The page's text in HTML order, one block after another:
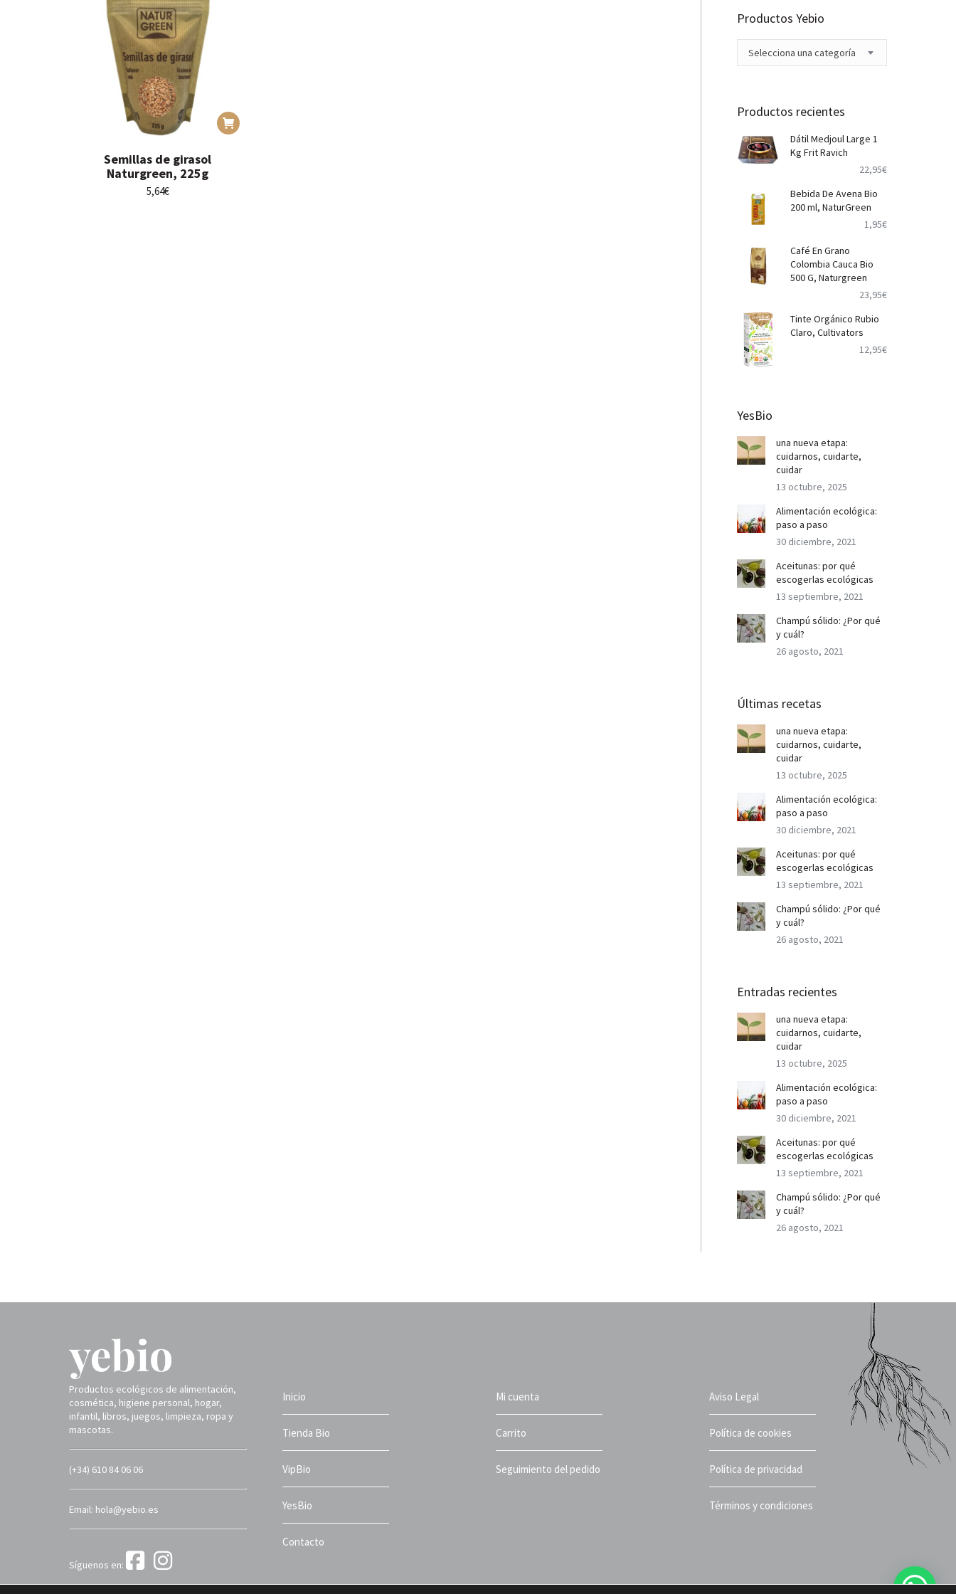
Semillas de girasol
Naturgreen, 225g
5,64€
Productos Yebio
Selecciona una categoría
Productos recientes
Dátil Medjoul Large 1
Kg Frit Ravich
22,95€
Bebida De Avena Bio
200 ml, NaturGreen
1,95€
Café En Grano
Colombia Cauca Bio
500 G, Naturgreen
23,95€
Tinte Orgánico Rubio
Claro, Cultivators
12,95€
YesBio
una nueva etapa:
cuidarnos, cuidarte,
cuidar
13 octubre, 2025
Alimentación ecológica:
paso a paso
30 diciembre, 2021
Aceitunas: por qué
escogerlas ecológicas
13 septiembre, 2021
Champú sólido: ¿Por qué
y cuál?
26 agosto, 2021
Últimas recetas
una nueva etapa:
cuidarnos, cuidarte,
cuidar
13 octubre, 2025
Alimentación ecológica:
paso a paso
30 diciembre, 2021
Aceitunas: por qué
escogerlas ecológicas
13 septiembre, 2021
Champú sólido: ¿Por qué
y cuál?
26 agosto, 2021
Entradas recientes
una nueva etapa:
cuidarnos, cuidarte,
cuidar
13 octubre, 2025
Alimentación ecológica:
paso a paso
30 diciembre, 2021
Aceitunas: por qué
escogerlas ecológicas
13 septiembre, 2021
Champú sólido: ¿Por qué
y cuál?
26 agosto, 2021
Productos ecológicos de alimentación,
cosmética, higiene personal, hogar,
infantil, libros, juegos, limpieza, ropa y
mascotas.
(+34) 610 84 06 06
Email: hola@yebio.es
Síguenos en:
Inicio
Tienda Bio
VipBio
YesBio
Contacto
Mi cuenta
Carrito
Seguimiento del pedido
Aviso Legal
Política de cookies
Política de privacidad
Términos y condiciones